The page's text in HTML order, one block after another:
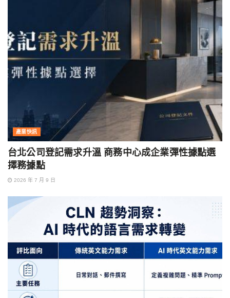
產業快訊
台北公司登記需求升溫 商務中心成企業彈性據點選
擇務據點
2026 年 7 月 9 日